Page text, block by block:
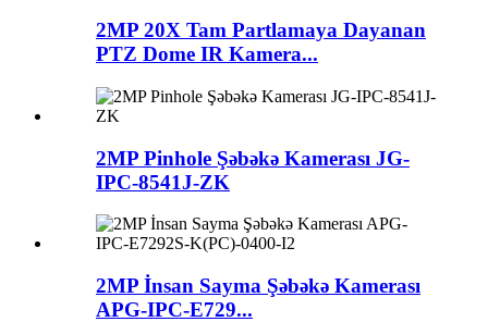
2MP 20X Tam Partlamaya Dayanan
PTZ Dome IR Kamera...
2MP Pinhole Şəbəkə Kamerası JG-
IPC-8541J-ZK
2MP İnsan Sayma Şəbəkə Kamerası
APG-IPC-E729...